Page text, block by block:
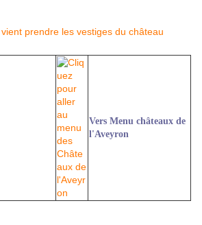
Vers Menu châteaux de
l'Aveyron